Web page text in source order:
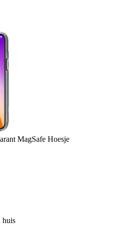
MagSafe Hoesje
huis